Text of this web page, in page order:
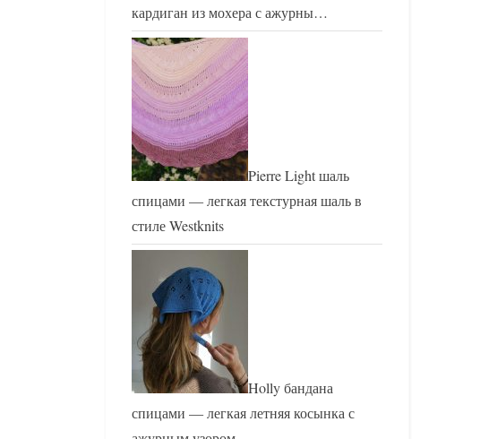
кардиган из мохера с ажурны…
Pierre Light шаль
спицами — легкая текстурная шаль в
стиле Westknits
Holly бандана
спицами — легкая летняя косынка с